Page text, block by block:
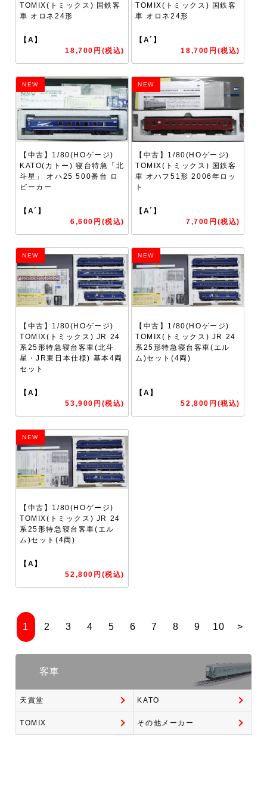
TOMIX(トミックス) 国鉄客
車 オロネ24形
【A】
18,700円(税込)
TOMIX(トミックス) 国鉄客
車 オロネ24形
【A´】
18,700円(税込)
NEW
【中古】1/80(HOゲージ)
KATO(カトー) 寝台特急「北
斗星」 オハ25 500番台 ロ
ビーカー
【A´】
6,600円(税込)
NEW
【中古】1/80(HOゲージ)
TOMIX(トミックス) 国鉄客
車 オハフ51形 2006年ロッ
ト
【A´】
7,700円(税込)
NEW
【中古】1/80(HOゲージ)
TOMIX(トミックス) JR 24
系25形特急寝台客車(北斗
星・JR東日本仕様) 基本4両
セット
【A】
53,900円(税込)
NEW
【中古】1/80(HOゲージ)
TOMIX(トミックス) JR 24
系25形特急寝台客車(エル
ム)セット(4両)
【A】
52,800円(税込)
NEW
【中古】1/80(HOゲージ)
TOMIX(トミックス) JR 24
系25形特急寝台客車(エル
ム)セット(4両)
【A】
52,800円(税込)
1 2 3 4 5 6 7 8 9 10 >
客車
天賞堂 KATO
TOMIX その他メーカー